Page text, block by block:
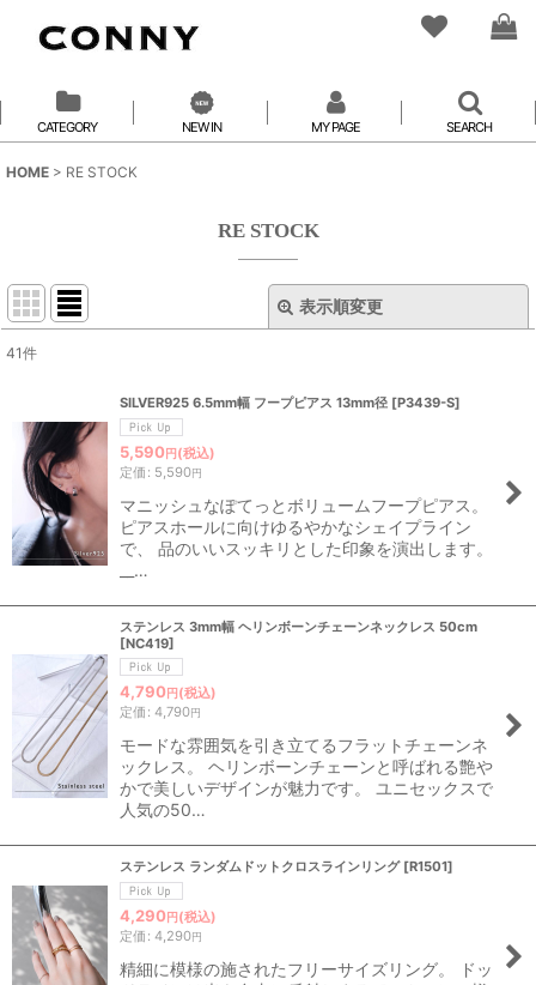
CATEGORY NEW IN MY PAGE SEARCH
HOME > RE STOCK
RE STOCK
表示順変更
並び順 :
絞り込む
41件
SILVER925 6.5mm幅 フープピアス 13mm径 [P3439-S]
5,590円(税込)
定価 : 5,590円
マニッシュなぽてっとボリュームフープピアス。
ピアスホールに向けゆるやかなシェイプライン
で、 品のいいスッキリとした印象を演出します。
__…
ステンレス 3mm幅 ヘリンボーンチェーンネックレス 50cm
[NC419]
4,790円 (税込)
定価 : 4,790円
モードな雰囲気を引き立てるフラットチェーンネ
ックレス。 ヘリンボーンチェーンと呼ばれる艶や
かで美しいデザインが魅力です。 ユニセックスで
人気の50…
ステンレス ランダムドットクロスラインリング [R1501]
4,290円(税込)
定価 : 4,290円
精細に模様の施されたフリーサイズリング。 ドッ